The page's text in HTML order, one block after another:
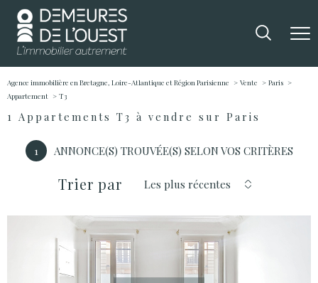
Agence immobilière en Bretagne, Loire-Atlantique et Région Parisienne Vente
Paris
Appartement
T3
1 Appartements T3 à vendre sur Paris
1 ANNONCE(S) TROUVÉE(S) SELON VOS CRITÈRES
Trier par Les plus récentes